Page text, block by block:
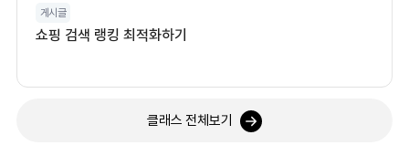
게시글
쇼핑 검색 랭킹 최적화하기
클래스 전체보기